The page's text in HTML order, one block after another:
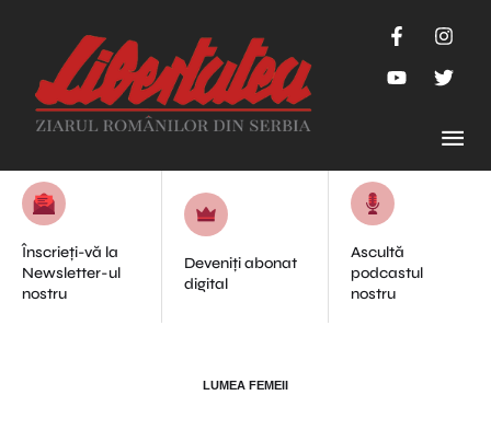
Înscrieți-vă la
Newsletter-ul
nostru
Deveniți abonat
digital
Ascultă
podcastul
nostru
LUMEA FEMEII